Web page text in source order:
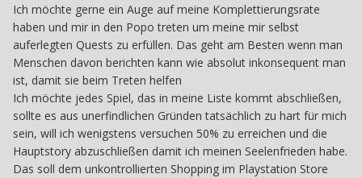
Ich möchte gerne ein Auge auf meine Komplettierungsrate
haben und mir in den Popo treten um meine mir selbst
auferlegten Quests zu erfüllen. Das geht am Besten wenn man
Menschen davon berichten kann wie absolut inkonsequent man
ist, damit sie beim Treten helfen
Ich möchte jedes Spiel, das in meine Liste kommt abschließen,
sollte es aus unerfindlichen Gründen tatsächlich zu hart für mich
sein, will ich wenigstens versuchen 50% zu erreichen und die
Hauptstory abzuschließen damit ich meinen Seelenfrieden habe.
Das soll dem unkontrollierten Shopping im Playstation Store